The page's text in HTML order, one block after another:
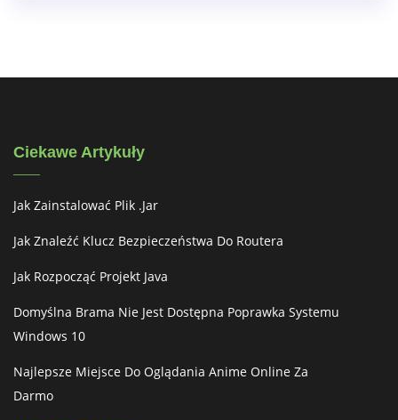
Ciekawe Artykuły
Jak Zainstalować Plik .jar
Jak Znaleźć Klucz Bezpieczeństwa Do Routera
Jak Rozpocząć Projekt Java
Domyślna Brama Nie Jest Dostępna Poprawka Systemu
Windows 10
Najlepsze Miejsce Do Oglądania Anime Online Za
Darmo